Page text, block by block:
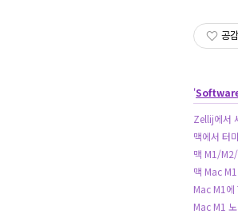
공감
'
Zellij에서
맥에서 터
맥 M1/
맥 Mac
Mac M1
Mac M1